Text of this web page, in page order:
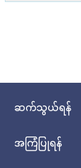
ဆက်သွယ်ရန်
အကြံပြုရန်